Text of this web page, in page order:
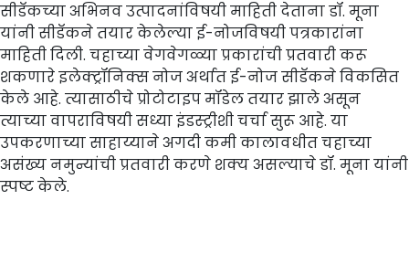
सीडॅकच्या अभिनव उत्पादनांविषयी माहिती देताना डॉ. मूना
यांनी सीडॅकने तयार केलेल्या ई-नोजविषयी पत्रकारांना
माहिती दिली. चहाच्या वेगवेगळ्या प्रकारांची प्रतवारी करू
शकणारे इलेक्ट्रॉनिक्स नोज अर्थात ई-नोज सीडॅकने विकसित
केले आहे. त्यासाठीचे प्रोटोटाइप मॉडेल तयार झाले असून
त्याच्या वापराविषयी सध्या इंडस्ट्रीशी चर्चा सुरू आहे. या
उपकरणाच्या साहाय्याने अगदी कमी कालावधीत चहाच्या
असंख्य नमुन्यांची प्रतवारी करणे शक्य असल्याचे डॉ. मूना यांनी
स्पष्ट केले.